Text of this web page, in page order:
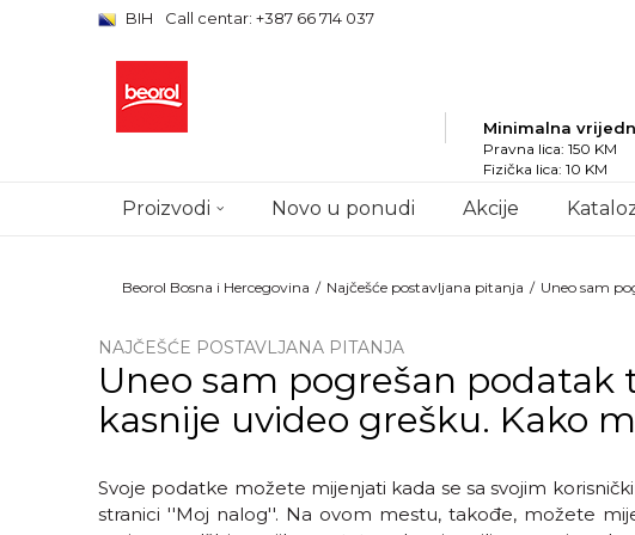
BIH Call centar: +387 66 714 037
Minimalna
Pravna lica: 150 KM
Fizička lica: 10 KM
Proizvodi Novo u ponudi Akcije
Beorol Bosna i Hercegovina Najčešće postavljana pitanja Uneo sam
NAJČEŠĆE POSTAVLJANA PITANJA
Uneo sam pogrešan
kasnije uvideo grešku. Kako
Svoje podatke možete mijenjati kada se sa svojim
stranici ''Moj nalog''. Na ovom mestu, takođe, možete